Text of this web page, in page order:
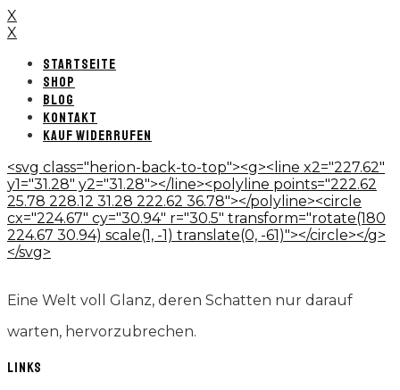
X
X
STARTSEITE
SHOP
BLOG
KONTAKT
KAUF WIDERRUFEN
<svg class="herion-back-to-top"><g><line x2="227.62"
y1="31.28" y2="31.28"></line><polyline points="222.62
25.78 228.12 31.28 222.62 36.78"></polyline><circle
cx="224.67" cy="30.94" r="30.5" transform="rotate(180
224.67 30.94) scale(1, -1) translate(0, -61)"></circle></g>
</svg>
Eine Welt voll Glanz, deren Schatten nur darauf
warten, hervorzubrechen.
LINKS